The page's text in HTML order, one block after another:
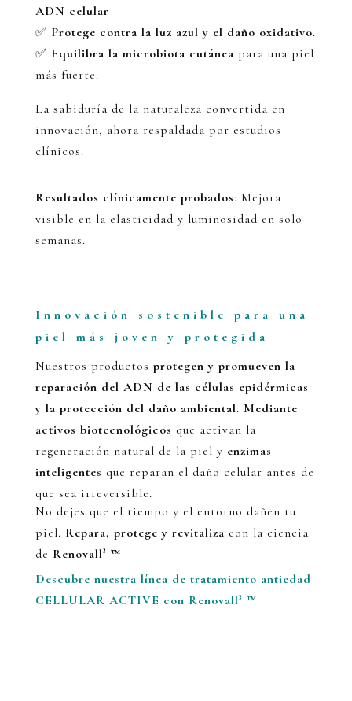
ADN celular
✅ Protege contra la luz azul y el daño oxidativo.
✅ Equilibra la microbiota cutánea para una piel
más fuerte.
La sabiduría de la naturaleza convertida en
innovación, ahora respaldada por estudios
clínicos.
Resultados clínicamente probados: Mejora
visible en la elasticidad y luminosidad en solo
semanas.
Innovación sostenible para una
piel más joven y protegida
Nuestros productos protegen y promueven la
reparación del ADN de las células epidérmicas
y la protección del daño ambiental. Mediante
activos biotecnológicos que activan la
regeneración natural de la piel y enzimas
inteligentes que reparan el daño celular antes de
que sea irreversible.
No dejes que el tiempo y el entorno dañen tu
piel. Repara, protege y revitaliza con la ciencia
de Renovall³ ™
Descubre nuestra línea de tratamiento antiedad
CELLULAR ACTIVE con Renovall³ ™